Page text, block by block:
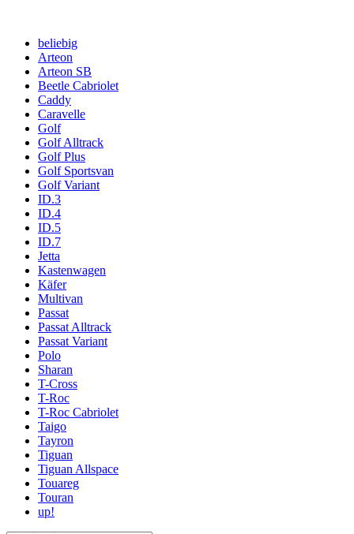
beliebig
Arteon
Arteon SB
Beetle Cabriolet
Caddy
Caravelle
Golf
Golf Alltrack
Golf Plus
Golf Sportsvan
Golf Variant
ID.3
ID.4
ID.5
ID.7
Jetta
Kastenwagen
Käfer
Multivan
Passat
Passat Alltrack
Passat Variant
Polo
Sharan
T-Cross
T-Roc
T-Roc Cabriolet
Taigo
Tayron
Tiguan
Tiguan Allspace
Touareg
Touran
up!